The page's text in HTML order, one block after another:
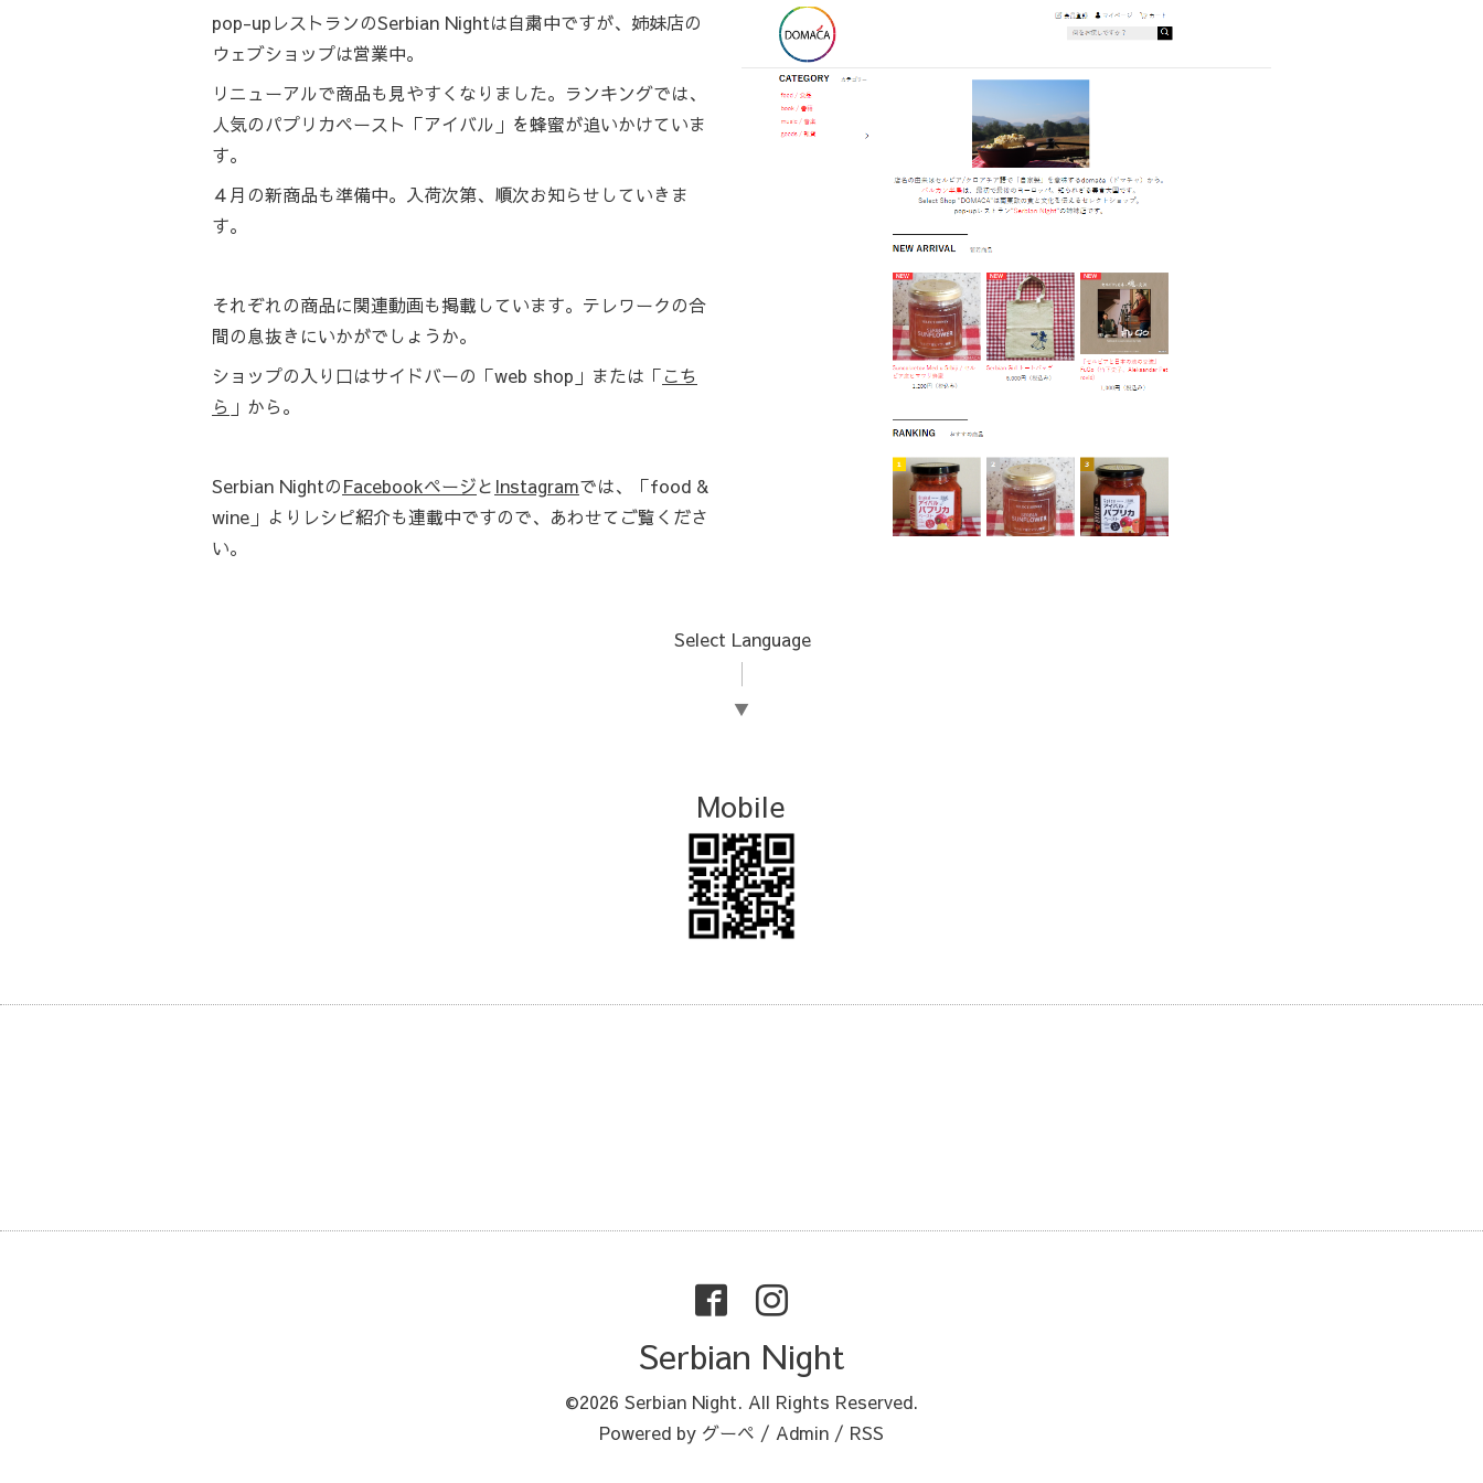
pop-upレストランのSerbian Nightは自粛中ですが、姉妹店の
ウェブショップは営業中。
リニューアルで商品も見やすくなりました。ランキングでは、
人気のパプリカペースト「アイバル」を蜂蜜が追いかけていま
す。
４月の新商品も準備中。入荷次第、順次お知らせしていきま
す。
それぞれの商品に関連動画も掲載しています。テレワークの合
間の息抜きにいかがでしょうか。
ショップの入り口はサイドバーの「web shop」または「こち
ら 」から。
Serbian NightのFacebookページと Instagramでは、「food &
wine」よりレシピ紹介も連載中ですので、あわせてご覧くださ
い。
Select Language
▼
Mobile
Serbian Night
©2026 Serbian Night. All Rights Reserved.
Powered by グーペ / Admin / RSS